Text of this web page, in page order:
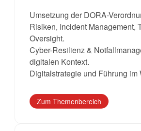
Umsetzung der DORA-
Risiken, Incident Management,
Oversight.
Cyber-Resilienz &
digitalen Kontext.
Digitalstrategie und Führung im
Zum Themenbereich